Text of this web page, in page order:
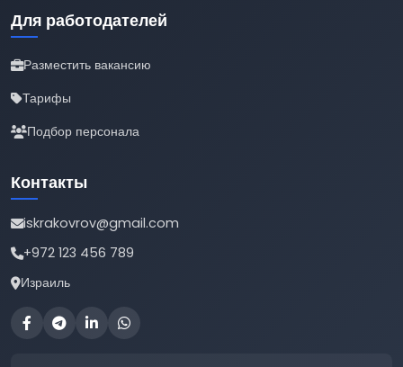
Для работодателей
Разместить вакансию
Тарифы
Подбор персонала
Контакты
iskrakovrov@gmail.com
+972 123 456 789
Израиль